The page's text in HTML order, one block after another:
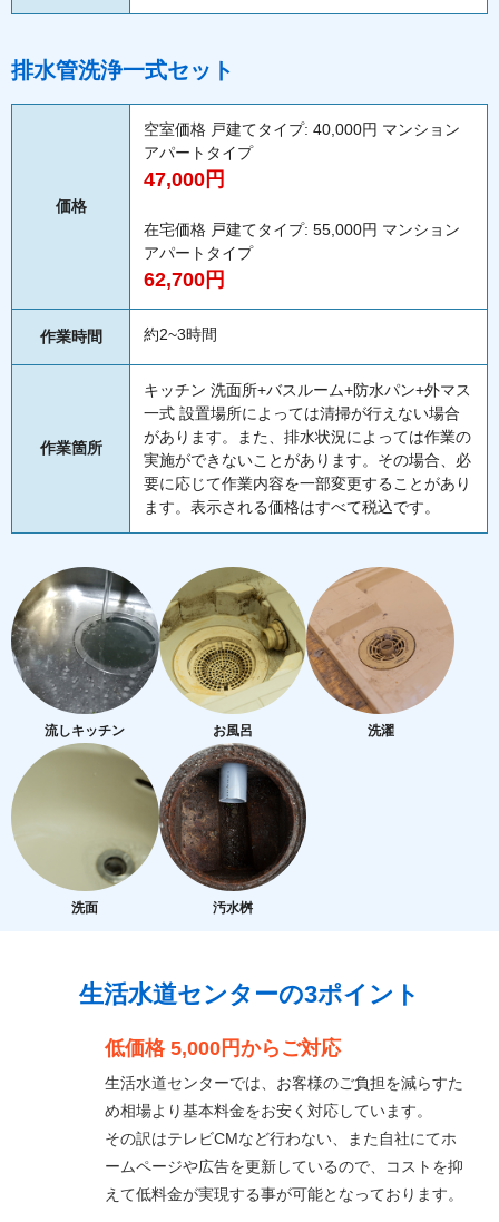
排水管洗浄一式セット
価格
空室価格 戸建てタイプ: 40,000円 マンション
アパートタイプ
47,000円
在宅価格 戸建てタイプ: 55,000円 マンション
アパートタイプ
62,700円
作業時間 約2~3時間
作業箇所
キッチン 洗面所+バスルーム+防水パン+外マス
一式 設置場所によっては清掃が行えない場合
があります。また、排水状況によっては作業の
実施ができないことがあります。その場合、必
要に応じて作業内容を一部変更することがあり
ます。表示される価格はすべて税込です。
流しキッチン お風呂 洗濯
洗面 汚水桝
生活水道センターの3ポイント
低価格 5,000円からご対応
生活水道センターでは、お客様のご負担を減らすた
め相場より基本料金をお安く対応しています。
その訳はテレビCMなど行わない、また自社にてホ
ームページや広告を更新しているので、コストを抑
えて低料金が実現する事が可能となっております。